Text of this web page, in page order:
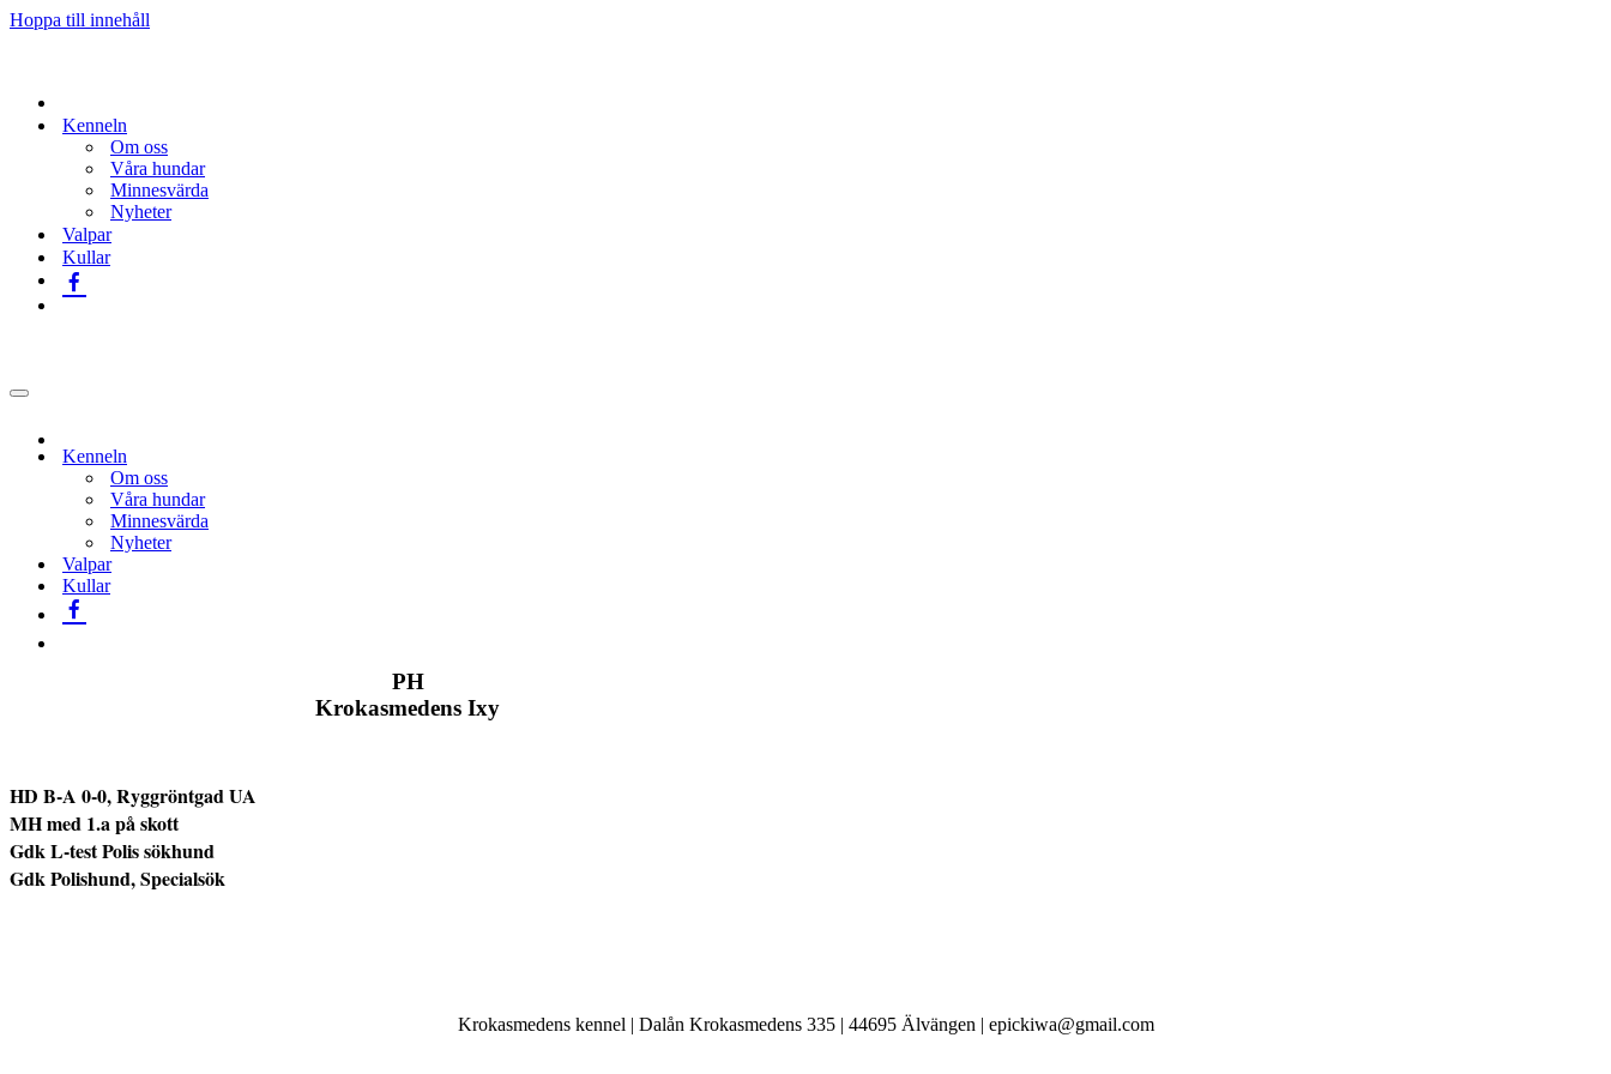
Hoppa till innehåll
Kenneln
Om oss
Våra hundar
Minnesvärda
Nyheter
Valpar
Kullar
Navigeringsmeny
Kenneln
Om oss
Våra hundar
Minnesvärda
Nyheter
Valpar
Kullar
PH
Krokasmedens Ixy
HD B-A 0-0, Ryggröntgad UA
MH med 1.a på skott
Gdk L-test Polis sökhund
Gdk Polishund, Specialsök
Krokasmedens kennel | Dalån Krokasmedens 335 | 44695 Älvängen | epickiwa@gmail.com